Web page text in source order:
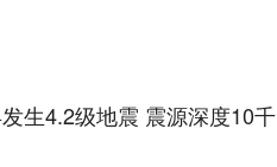
生4.2级地震 震源深度10千